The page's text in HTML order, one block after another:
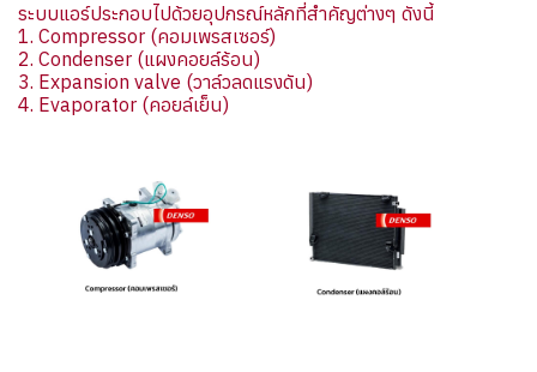
ระบบแอร์ประกอบไปด้วยอุปกรณ์หลักที่สำคัญต่างๆ ดังนี้
1. Compressor (คอมเพรสเซอร์)
2. Condenser (แผงคอยล์ร้อน)
3. Expansion valve (วาล์วลดแรงดัน)
4. Evaporator (คอยล์เย็น)